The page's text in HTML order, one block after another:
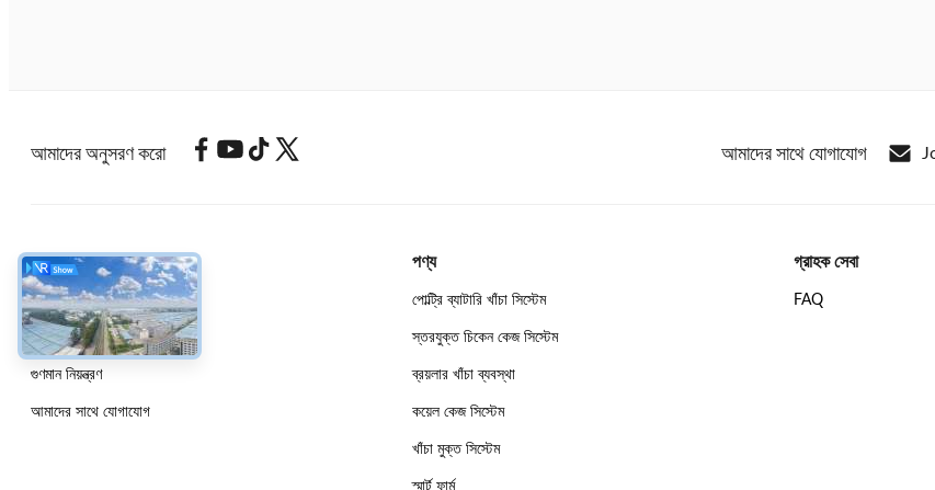
আমাদের অনুসরণ করো আমাদের সাথে যোগাযোগ
আমাদের সম্বন্ধে
কোম্পানির প্রোফাইল
কারখানা পরিদর্শন
গুণমান নিয়ন্ত্রণ
আমাদের সাথে যোগাযোগ
পণ্য
পোল্ট্রি ব্যাটারি খাঁচা সিস্টেম
স্তরযুক্ত চিকেন কেজ সিস্টেম
ব্রয়লার খাঁচা ব্যবস্থা
কয়েল কেজ সিস্টেম
খাঁচা মুক্ত সিস্টেম
গ্রাহক সেবা
FAQ